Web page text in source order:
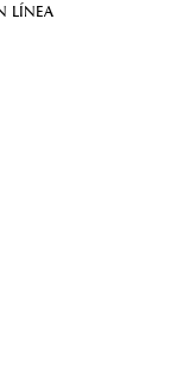
LÍNEA